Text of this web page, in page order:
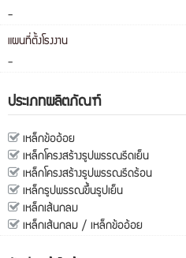
-
แผนที่ตั้งโรงงาน
-
ประเภทผลิตภัณฑ์
เหล็กข้ออ้อย
เหล็กโครงสร้างรูปพรรณรีดเย็น
เหล็กโครงสร้างรูปพรรณรีดร้อน
เหล็กรูปพรรณขึ้นรูปเย็น
เหล็กเส้นกลม
เหล็กเส้นกลม / เหล็กข้ออ้อย